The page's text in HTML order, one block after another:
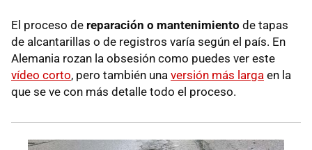
El proceso de reparación o mantenimiento de tapas
de alcantarillas o de registros varía según el país. En
Alemania rozan la obsesión como puedes ver este
vídeo corto, pero también una versión más larga en la
que se ve con más detalle todo el proceso.